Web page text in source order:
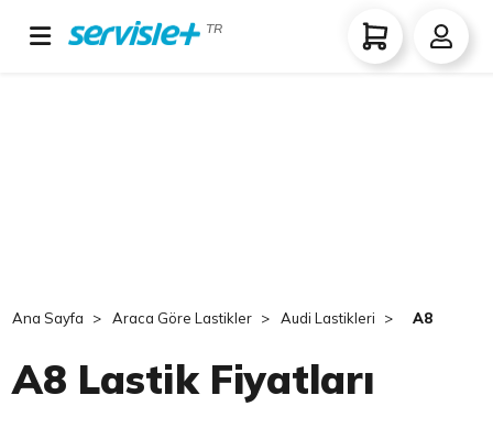
TR
Ana Sayfa Araca Göre Lastikler Audi Lastikleri A8
A8 Lastik Fiyatları